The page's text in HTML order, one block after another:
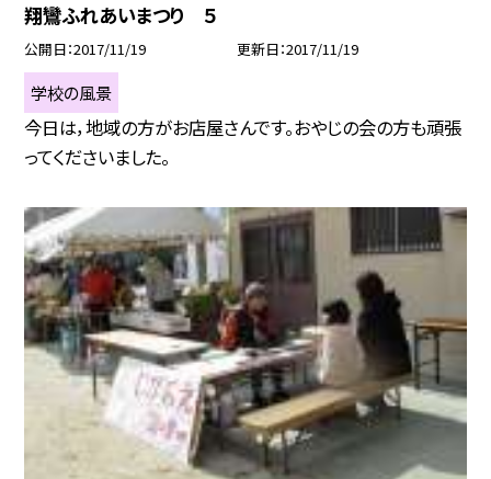
翔鸞ふれあいまつり ５
公開日 2017/11/19 更新日 2017/11/19
学校の風景
今日は，地域の方がお店屋さんです。おやじの会の方も頑張
ってくださいました。